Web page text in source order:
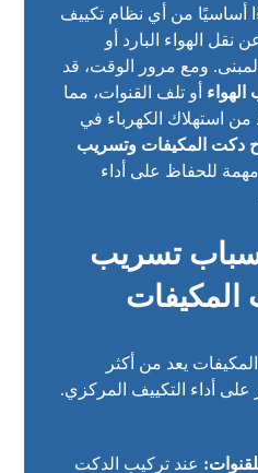
أساسيًا من أي نظام تكييف
الهواء البارد أو
ومع مرور الوقت، قد
أو تلف القنوات، مما
من استهلاك الكهرباء في
دكت المكيفات وتسريب
للحفاظ على أداء
تسريب
المكيفات
يعد من أكثر
على أداء التكييف المركزي.
عند تركيب الدكت